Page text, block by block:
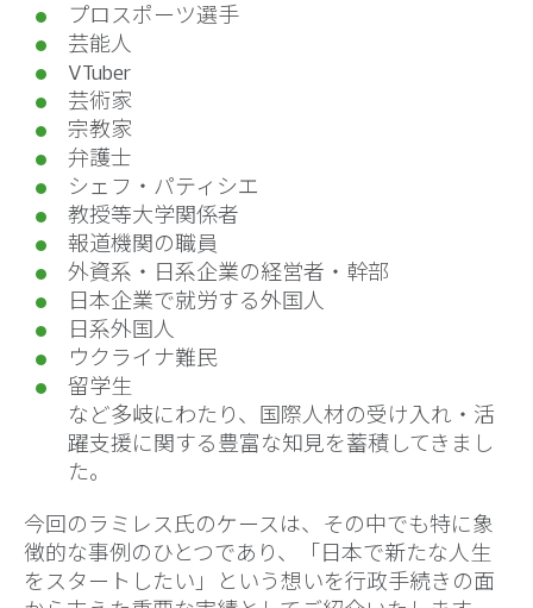
プロスポーツ選手
芸能人
VTuber
芸術家
宗教家
弁護士
シェフ・パティシエ
教授等大学関係者
報道機関の職員
外資系・日系企業の経営者・幹部
日本企業で就労する外国人
日系外国人
ウクライナ難民
留学生
など多岐にわたり、国際人材の受け入れ・活
躍支援に関する豊富な知見を蓄積してきまし
た。
今回のラミレス氏のケースは、その中でも特に象
徴的な事例のひとつであり、「日本で新たな人生
をスタートしたい」という想いを行政手続きの面